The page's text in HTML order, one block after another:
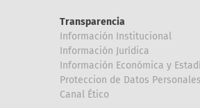
Transparencia
Información Institucional
Información Jurídica
Información Económica y
Proteccion de Datos Personales
Canal Ético